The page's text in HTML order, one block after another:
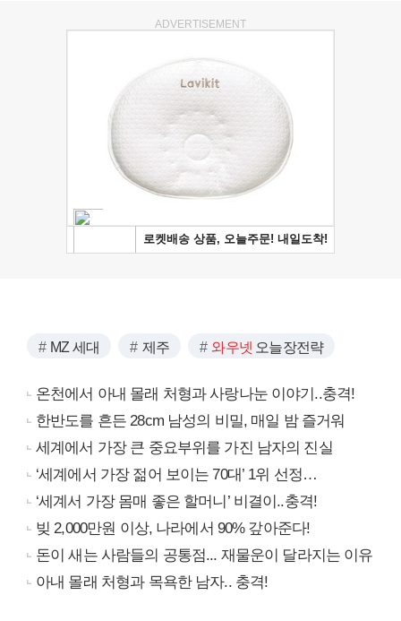
ADVERTISEMENT
MZ 세대 제주 와우넷 오늘장전략
온천에서 아내 몰래 처형과 사랑나눈 이야기..충격!
한반도를 흔든 28cm 남성의 비밀, 매일 밤 즐거워
세계에서 가장 큰 중요부위를 가진 남자의 진실
‘세계에서 가장 젊어 보이는 70대’ 1위 선정…
‘세계서 가장 몸매 좋은 할머니’ 비결이..충격!
빚 2,000만원 이상, 나라에서 90% 갚아준다!
돈이 새는 사람들의 공통점... 재물운이 달라지는 이유
아내 몰래 처형과 목욕한 남자.. 충격!